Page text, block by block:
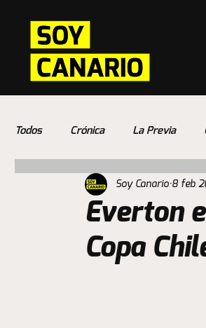
Todos Crónica La Previa
Everton
Copa
Soy Canario 8 feb